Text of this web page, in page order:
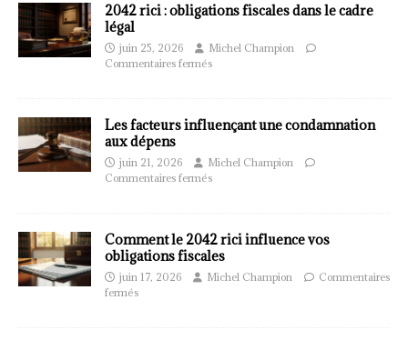
2042 rici : obligations fiscales dans le cadre
légal
juin 25, 2026
Michel Champion
Commentaires fermés
Les facteurs influençant une condamnation
aux dépens
juin 21, 2026
Michel Champion
Commentaires fermés
Comment le 2042 rici influence vos
obligations fiscales
juin 17, 2026 Michel Champion
Commentaires
fermés